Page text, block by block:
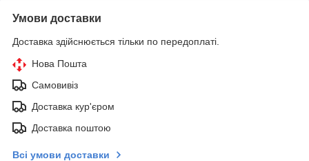
Умови доставки
Доставка здійснюється тільки по передоплаті.
Нова Пошта
Самовивіз
Доставка кур'єром
Доставка поштою
Всі умови доставки